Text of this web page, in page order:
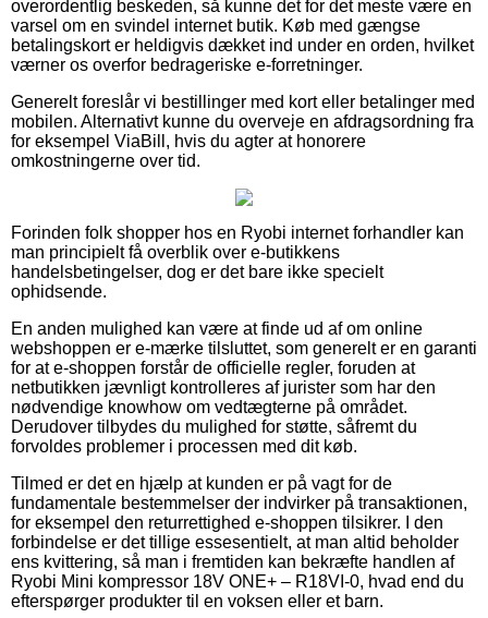
overordentlig beskeden, så kunne det for det meste være en
varsel om en svindel internet butik. Køb med gængse
betalingskort er heldigvis dækket ind under en orden, hvilket
værner os overfor bedrageriske e-forretninger.
Generelt foreslår vi bestillinger med kort eller betalinger med
mobilen. Alternativt kunne du overveje en afdragsordning fra
for eksempel ViaBill, hvis du agter at honorere
omkostningerne over tid.
Forinden folk shopper hos en Ryobi internet forhandler kan
man principielt få overblik over e-butikkens
handelsbetingelser, dog er det bare ikke specielt
ophidsende.
En anden mulighed kan være at finde ud af om online
webshoppen er e-mærke tilsluttet, som generelt er en garanti
for at e-shoppen forstår de officielle regler, foruden at
netbutikken jævnligt kontrolleres af jurister som har den
nødvendige knowhow om vedtægterne på området.
Derudover tilbydes du mulighed for støtte, såfremt du
forvoldes problemer i processen med dit køb.
Tilmed er det en hjælp at kunden er på vagt for de
fundamentale bestemmelser der indvirker på transaktionen,
for eksempel den returrettighed e-shoppen tilsikrer. I den
forbindelse er det tillige essesentielt, at man altid beholder
ens kvittering, så man i fremtiden kan bekræfte handlen af
Ryobi Mini kompressor 18V ONE+ – R18VI-0, hvad end du
efterspørger produkter til en voksen eller et barn.